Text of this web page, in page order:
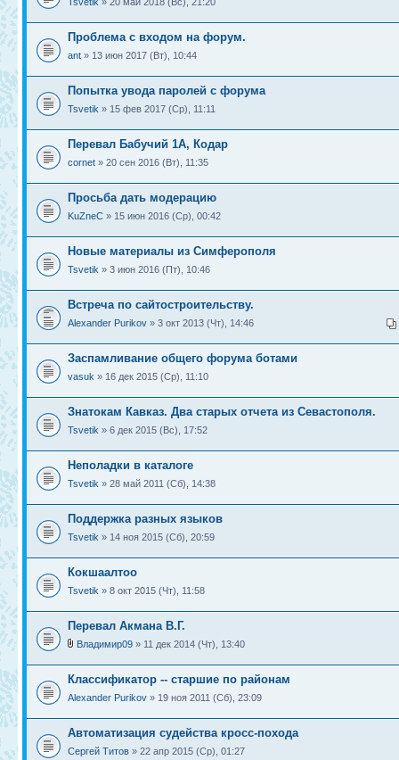
Проблема с входом на форум.
ant » 13 июн 2017 (Вт), 10:44
Попытка увода паролей с форума
Tsvetik » 15 фев 2017 (Ср), 11:11
Перевал Бабучий 1А, Кодар
cornet » 20 сен 2016 (Вт), 11:35
Просьба дать модерацию
KuZneC » 15 июн 2016 (Ср), 00:42
Новые материалы из Симферополя
Tsvetik » 3 июн 2016 (Пт), 10:46
Встреча по сайтостроительству.
Alexander Purikov » 3 окт 2013 (Чт), 14:46
Заспамливание общего форума ботами
vasuk » 16 дек 2015 (Ср), 11:10
Знатокам Кавказ. Два старых отчета из Севастополя.
Tsvetik » 6 дек 2015 (Вс), 17:52
Неполадки в каталоге
Tsvetik » 28 май 2011 (Сб), 14:38
Поддержка разных языков
Tsvetik » 14 ноя 2015 (Сб), 20:59
Кокшаалтоо
Tsvetik » 8 окт 2015 (Чт), 11:58
Перевал Акмана В.Г.
Владимир09 » 11 дек 2014 (Чт), 13:40
Классификатор -- старшие по районам
Alexander Purikov » 19 ноя 2011 (Сб), 23:09
Автоматизация судейства кросс-похода
Сергей Титов » 22 апр 2015 (Ср), 01:27